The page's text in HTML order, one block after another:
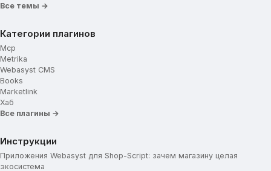
Увеличительная лупа в товаре
Блок подписки
Социальные сети
Все темы →
Категории плагинов
Mcp
Metrika
Webasyst CMS
Books
Marketlink
Хаб
Все плагины →
Инструкции
Приложения Webasyst для Shop-Script: зачем магазину целая
экосистема